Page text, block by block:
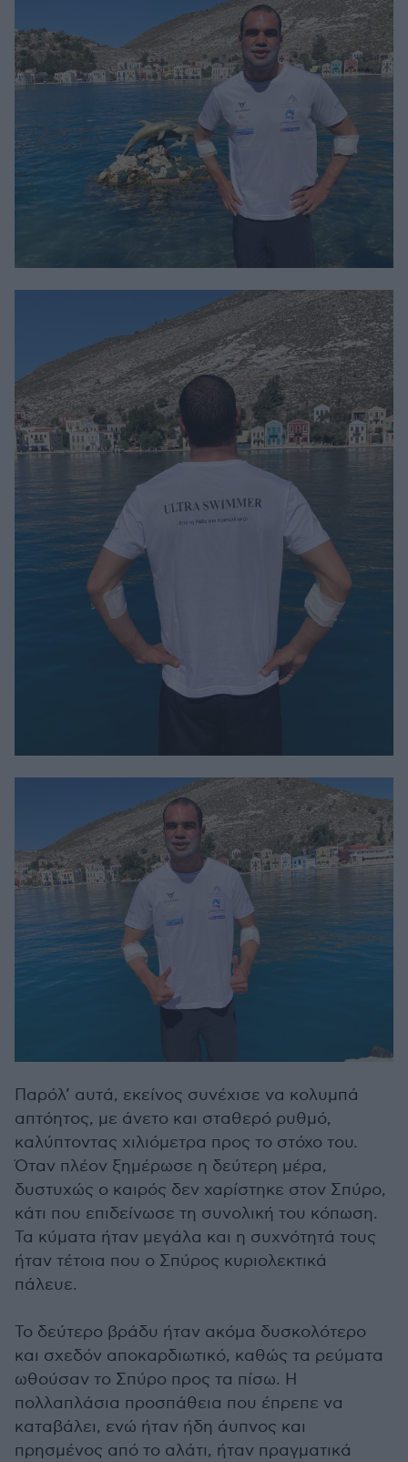
Παρόλ’ αυτά, εκείνος συνέχισε να κολυμπά
απτόητος, με άνετο και σταθερό ρυθμό,
καλύπτοντας χιλιόμετρα προς το στόχο του.
Όταν πλέον ξημέρωσε η δεύτερη μέρα,
δυστυχώς ο καιρός δεν χαρίστηκε στον Σπύρο,
κάτι που επιδείνωσε τη συνολική του κόπωση.
Τα κύματα ήταν μεγάλα και η συχνότητά τους
ήταν τέτοια που ο Σπύρος κυριολεκτικά
πάλευε.
Το δεύτερο βράδυ ήταν ακόμα δυσκολότερο
και σχεδόν αποκαρδιωτικό, καθώς τα ρεύματα
ωθούσαν το Σπύρο προς τα πίσω. Η
πολλαπλάσια προσπάθεια που έπρεπε να
καταβάλει, ενώ ήταν ήδη άυπνος και
πρησμένος από το αλάτι, ήταν πραγματικά